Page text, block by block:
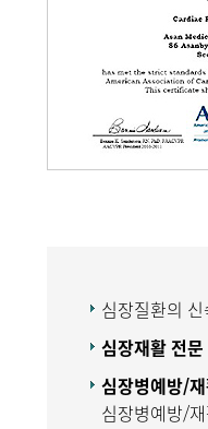
심장질환의
심장재활 전
심장병예방/
심장병예방/